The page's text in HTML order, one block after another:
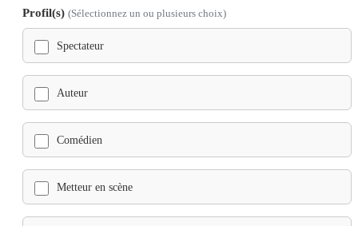
Profil(s) (Sélectionnez un ou plusieurs choix)
Spectateur
Auteur
Comédien
Metteur en scène